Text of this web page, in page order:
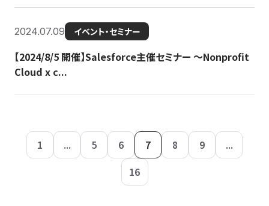
2024.07.09 イベント・セミナー
【2024/8/5 開催】Salesforce主催セミナー 〜Nonprofit
Cloud x c...
1 ... 5 6 7 8 9
...
16